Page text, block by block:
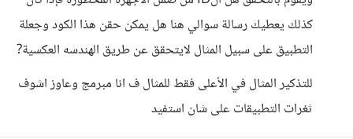
كذلك يعطيك رسالة سوالي هنا هل يمكن حقن هذا الكود وجعلة
التطبيق على سبيل المثال لايتحقق عن طريق الهندسه العكسية?
للتذكير المثال في الأعلى فقط للمثال ف انا مبرمج وعاوز اشوف
ثغرات التطبيقات على شان استفيد